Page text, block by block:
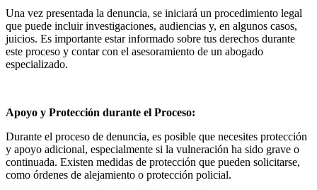
Una vez presentada la denuncia, se iniciará un procedimiento legal
que puede incluir investigaciones, audiencias y, en algunos casos,
juicios. Es importante estar informado sobre tus derechos durante
este proceso y contar con el asesoramiento de un abogado
especializado.
Apoyo y Protección durante el Proceso:
Durante el proceso de denuncia, es posible que necesites protección
y apoyo adicional, especialmente si la vulneración ha sido grave o
continuada. Existen medidas de protección que pueden solicitarse,
como órdenes de alejamiento o protección policial.